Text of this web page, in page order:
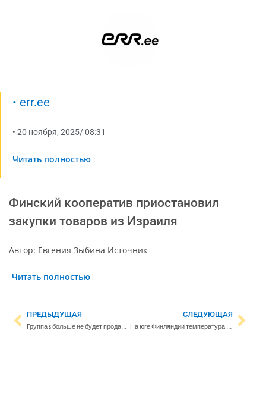
• err.ee
• 20 ноября, 2025/08:31
Читать полностью
Финский кооператив приостановил
закупки товаров из Израиля
Автор: Евгения Зыбина Источник
Читать полностью
ПРЕДЫДУЩАЯ
Группа S больше не будет продавать товары из Израиля – фрукты исчезнут с прилавков
СЛЕДУЮЩАЯ
На юге Финляндии температура около нуля, на севере сохраняются зимние морозы